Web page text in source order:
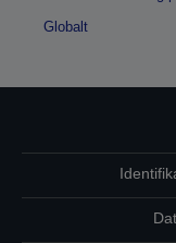
Globalt